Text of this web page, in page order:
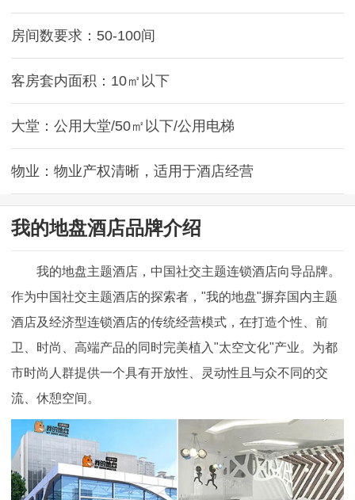
房间数要求：50-100间
客房套内面积：10㎡以下
大堂：公用大堂/50㎡以下/公用电梯
物业：物业产权清晰，适用于酒店经营
我的地盘酒店品牌介绍
我的地盘主题酒店，中国社交主题连锁酒店向导品牌。
作为中国社交主题酒店的探索者，"我的地盘"摒弃国内主题
酒店及经济型连锁酒店的传统经营模式，在打造个性、前
卫、时尚、高端产品的同时完美植入"太空文化"产业。为都
市时尚人群提供一个具有开放性、灵动性且与众不同的交
流、休憩空间。